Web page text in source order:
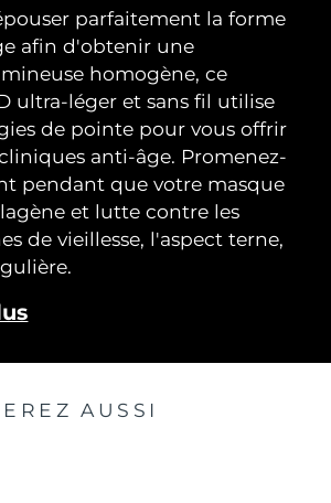
parfaitement la forme
afin d'obtenir une
homogène, ce
ultra-léger et sans fil utilise
de pointe pour vous offrir
anti-âge. Promenez-
pendant que votre masque
et lutte contre les
de vieillesse, l'aspect terne,
AUSSI